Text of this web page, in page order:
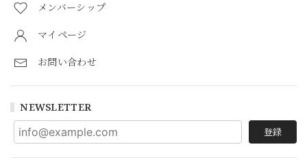
メンバーシップ
マイページ
お問い合わせ
NEWSLETTER
登録